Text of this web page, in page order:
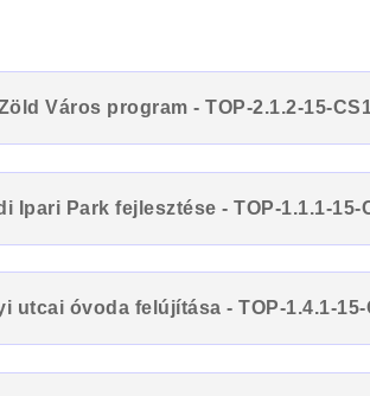
Város program - TOP-2.1.2-15-
Ipari Park fejlesztése - TOP-1.1.1-15-
utcai óvoda felújítása - TOP-1.4.1-15-